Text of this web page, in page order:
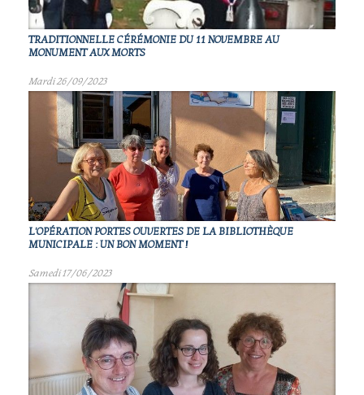
TRADITIONNELLE CÉRÉMONIE DU 11 NOVEMBRE AU
MONUMENT AUX MORTS
Mardi 26/09/2023
L'OPÉRATION PORTES OUVERTES DE LA BIBLIOTHÈQUE
MUNICIPALE : UN BON MOMENT !
Samedi 17/06/2023